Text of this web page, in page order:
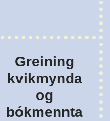
Greining
kvikmynda
og
bókmennta